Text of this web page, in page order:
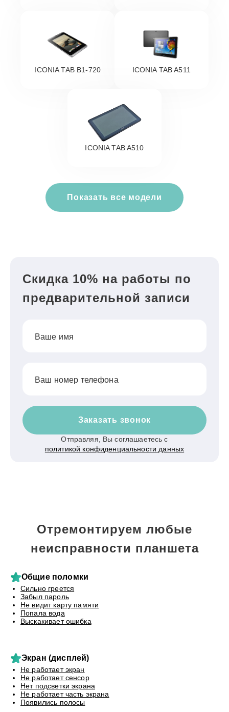
ICONIA TAB B1-720 ICONIA TAB A511
ICONIA TAB A510
Показать все модели
Скидка 10% на работы по
предварительной записи
Ваше имя
Ваш номер телефона
Заказать звонок
Отправляя, Вы соглашаетесь с
политикой конфиденциальности данных
Отремонтируем любые
неисправности планшета
Общие поломки
Сильно греется
Забыл пароль
Не видит карту памяти
Попала вода
Выскакивает ошибка
Экран (дисплей)
Не работает экран
Не работает сенсор
Нет подсветки экрана
Не работает часть экрана
Появились полосы